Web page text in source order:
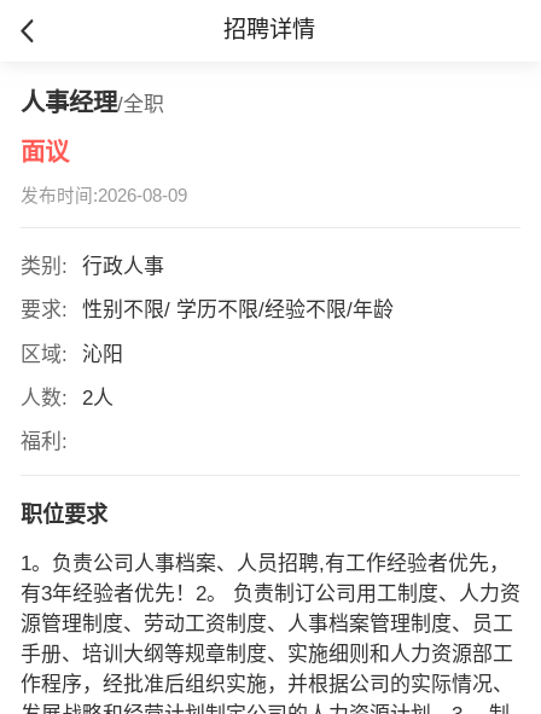
招聘详情
人事经理/全职
面议
发布时间:2026-08-09
类别:
行政人事
要求:
性别不限/ 学历不限/经验不限/年龄
区域:
沁阳
人数:
2人
福利:
职位要求
1。负责公司人事档案、人员招聘,有工作经验者优先，
有3年经验者优先！2。 负责制订公司用工制度、人力资
源管理制度、劳动工资制度、人事档案管理制度、员工
手册、培训大纲等规章制度、实施细则和人力资源部工
作程序，经批准后组织实施，并根据公司的实际情况、